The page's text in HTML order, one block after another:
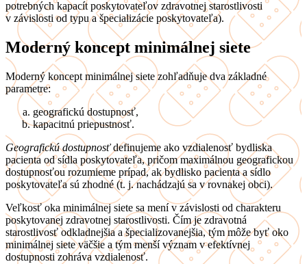
potrebných kapacít poskytovateľov zdravotnej starostlivosti
v závislosti od typu a špecializácie poskytovateľa).
Moderný koncept minimálnej siete
Moderný koncept minimálnej siete zohľadňuje dva základné
parametre:
geografickú dostupnosť,
kapacitnú priepustnosť.
Geografickú dostupnosťdefinujeme ako vzdialenosť bydliska
pacienta od sídla poskytovateľa, pričom maximálnou geografickou
dostupnosťou rozumieme prípad, ak bydlisko pacienta a sídlo
poskytovateľa sú zhodné (t. j. nachádzajú sa v rovnakej obci).
Veľkosť oka minimálnej siete sa mení v závislosti od charakteru
poskytovanej zdravotnej starostlivosti. Čím je zdravotná
starostlivosť odkladnejšia a špecializovanejšia, tým môže byť oko
minimálnej siete väčšie a tým menší význam v efektívnej
dostupnosti zohráva vzdialenosť.